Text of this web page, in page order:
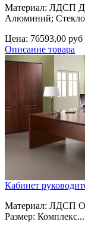
Материал: ЛДСП
Алюминий;
Цена: 76593,00 руб
Описание товара
Кабинет
Материал: ЛДСП
Размер: Комплекс...